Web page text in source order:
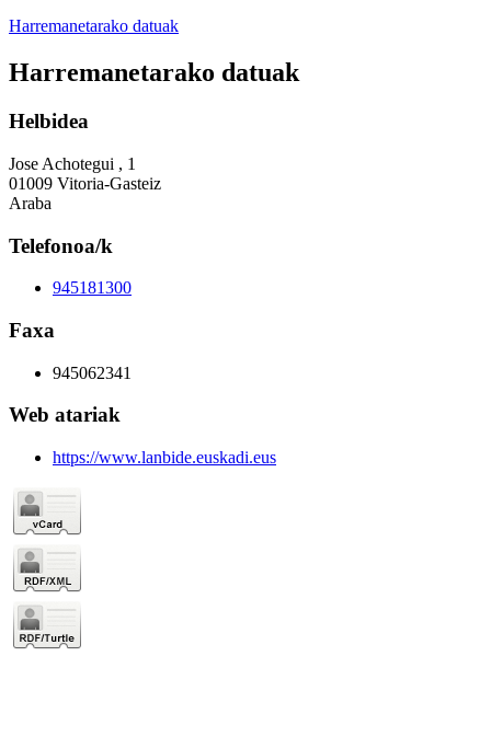
Harremanetarako datuak
Harremanetarako datuak
Helbidea
Jose Achotegui , 1
01009 Vitoria-Gasteiz
Araba
Telefonoa/k
945181300
Faxa
945062341
Web atariak
https://www.lanbide.euskadi.eus